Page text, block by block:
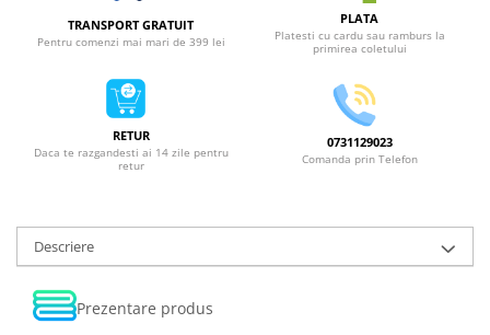
TRANSPORT GRATUIT
Pentru comenzi mai mari de 399 lei
PLATA
Platesti cu cardu sau ramburs la
primirea coletului
RETUR
Daca te razgandesti ai 14 zile pentru
retur
0731129023
Comanda prin Telefon
Descriere
Prezentare produs